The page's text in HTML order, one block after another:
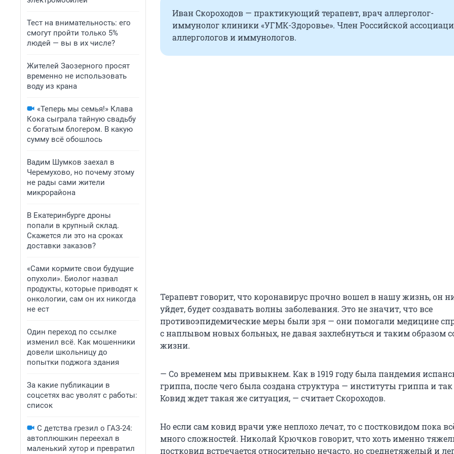
Тест на внимательность: его
смогут пройти только 5%
людей — вы в их числе?
Жителей Заозерного просят
временно не использовать
воду из крана
«Теперь мы семья!» Клава
Кока сыграла тайную свадьбу
с богатым блогером. В какую
сумму всё обошлось
Вадим Шумков заехал в
Черемухово, но почему этому
не рады сами жители
микрорайона
В Екатеринбурге дроны
попали в крупный склад.
Скажется ли это на сроках
доставки заказов?
«Сами кормите свои будущие
опухоли». Биолог назвал
продукты, которые приводят к
онкологии, сам он их никогда
не ест
Один переход по ссылке
изменил всё. Как мошенники
довели школьницу до
попытки поджога здания
За какие публикации в
соцсетях вас уволят с работы:
список
С детства грезил о ГАЗ-24:
автоплюшкин переехал в
маленький хутор и превратил
Иван Скороходов — практикующий терапевт, врач аллерголог-
иммунолог клиники «УГМК-Здоровье». Член Российской
аллергологов и иммунологов.
Терапевт говорит, что коронавирус прочно вошел в нашу жизнь, он
уйдет, будет создавать волны заболевания. Это не значит, что все
противоэпидемические меры были зря — они помогали медицине
с наплывом новых больных, не давая захлебнуться и таким образом
жизни.
— Со временем мы привыкнем. Как в 1919 году была пандемия
гриппа, после чего была создана структура — институты гриппа и так
Ковид ждет такая же ситуация, — считает Скороходов.
Но если сам ковид врачи уже неплохо лечат, то с постковидом пока
много сложностей. Николай Крючков говорит, что хоть именно
постковид встречается относительно нечасто, но среднетяжелый и